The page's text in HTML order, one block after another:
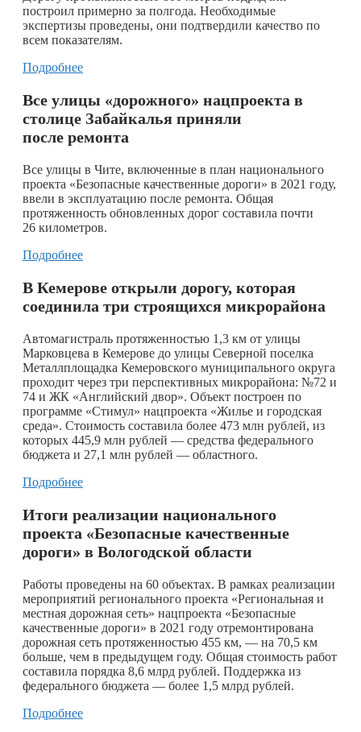
построил примерно за полгода. Необходимые
экспертизы проведены, они подтвердили качество по
всем показателям.
Подробнее
Все улицы «дорожного» нацпроекта в
столице Забайкалья приняли
после ремонта
Все улицы в Чите, включенные в план национального
проекта «Безопасные качественные дороги» в 2021 году,
ввели в эксплуатацию после ремонта. Общая
протяженность обновленных дорог составила почти
26 километров.
Подробнее
В Кемерове открыли дорогу, которая
соединила три строящихся микрорайона
Автомагистраль протяженностью 1,3 км от улицы
Марковцева в Кемерове до улицы Северной поселка
Металлплощадка Кемеровского муниципального округа
проходит через три перспективных микрорайона: №72 и
74 и ЖК «Английский двор». Объект построен по
программе «Стимул» нацпроекта «Жилье и городская
среда». Стоимость составила более 473 млн рублей, из
которых 445,9 млн рублей — средства федерального
бюджета и 27,1 млн рублей — областного.
Подробнее
Итоги реализации национального
проекта «Безопасные качественные
дороги» в Вологодской области
Работы проведены на 60 объектах. В рамках реализации
мероприятий регионального проекта «Региональная и
местная дорожная сеть» нацпроекта «Безопасные
качественные дороги» в 2021 году отремонтирована
дорожная сеть протяженностью 455 км, — на 70,5 км
больше, чем в предыдущем году. Общая стоимость работ
составила порядка 8,6 млрд рублей. Поддержка из
федерального бюджета — более 1,5 млрд рублей.
Подробнее